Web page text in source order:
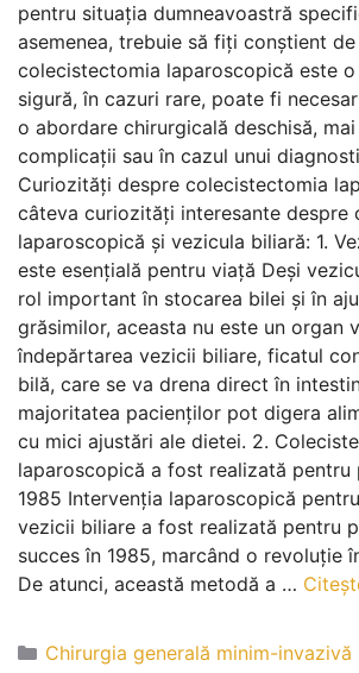
pentru situația dumneavoastră
asemenea, trebuie să fiți conștient
colecistectomia laparoscopică este
sigură, în cazuri rare, poate fi
o abordare chirurgicală deschisă,
complicații sau în cazul unui
Curiozități despre colecistectomia
câteva curiozități interesante despre
laparoscopică și vezicula biliară: 1.
este esențială pentru viață Deși
rol important în stocarea bilei și în
grăsimilor, aceasta nu este un organ
îndepărtarea vezicii biliare, ficatul
bilă, care se va drena direct în
majoritatea pacienților pot digera
cu mici ajustări ale dietei. 2.
laparoscopică a fost realizată pentru
1985 Intervenția laparoscopică
vezicii biliare a fost realizată pentru
succes în 1985, marcând o revoluție
De atunci, această metodă a …
Chirurgia generală minim-invazivă